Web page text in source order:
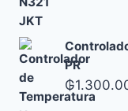
PR
₲